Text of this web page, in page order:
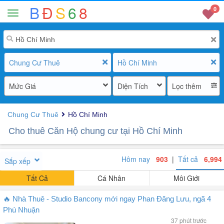
BĐS68 0
Chung Cư Thuê Hồ Chí Minh
Mức Giá Diện Tích Lọc thêm
Chung Cư Thuê Hồ Chí Minh
Cho thuê Căn Hộ chung cư tại Hồ Chí Minh
Sắp xếp Hôm nay 903 | Tất cả 6,994
Tất Cả
Cá Nhân Môi Giới
🔥 Nhà Thuê - Studio Bancony mới ngay Phan Đăng Lưu, ngã 4
Phú Nhuận
37 phút trước